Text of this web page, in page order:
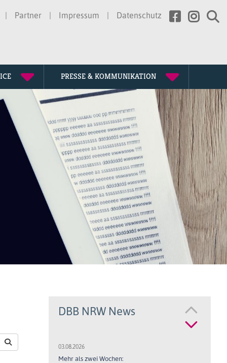
Partner Impressum Datenschutz
PRESSE & KOMMUNIKATION
DBB NRW News
03.08.2026
Mehr als zwei Wochen: